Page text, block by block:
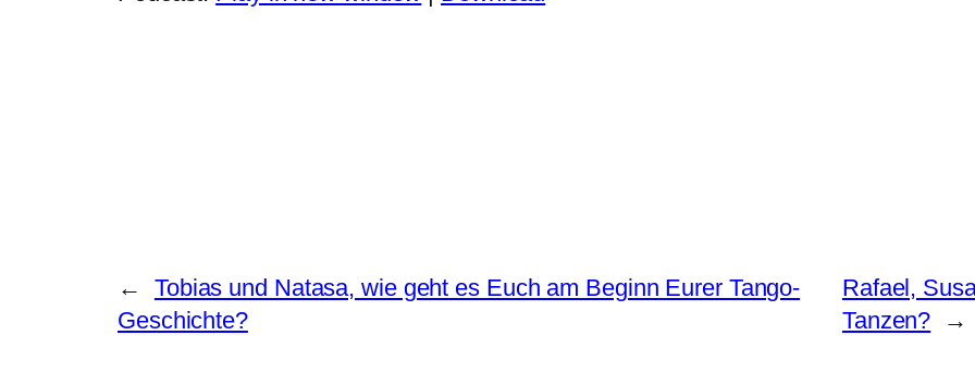
←
Tobias und Natasa, wie geht es Euch am Beginn Eurer Tango-
Geschichte?
Rafael,
Tanzen?
→